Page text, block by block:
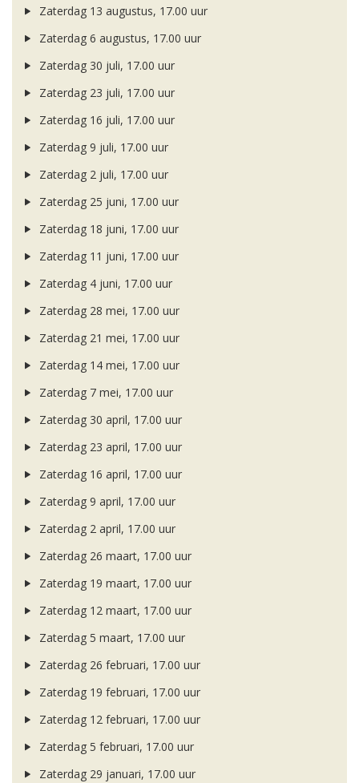
Zaterdag 13 augustus, 17.00 uur
Zaterdag 6 augustus, 17.00 uur
Zaterdag 30 juli, 17.00 uur
Zaterdag 23 juli, 17.00 uur
Zaterdag 16 juli, 17.00 uur
Zaterdag 9 juli, 17.00 uur
Zaterdag 2 juli, 17.00 uur
Zaterdag 25 juni, 17.00 uur
Zaterdag 18 juni, 17.00 uur
Zaterdag 11 juni, 17.00 uur
Zaterdag 4 juni, 17.00 uur
Zaterdag 28 mei, 17.00 uur
Zaterdag 21 mei, 17.00 uur
Zaterdag 14 mei, 17.00 uur
Zaterdag 7 mei, 17.00 uur
Zaterdag 30 april, 17.00 uur
Zaterdag 23 april, 17.00 uur
Zaterdag 16 april, 17.00 uur
Zaterdag 9 april, 17.00 uur
Zaterdag 2 april, 17.00 uur
Zaterdag 26 maart, 17.00 uur
Zaterdag 19 maart, 17.00 uur
Zaterdag 12 maart, 17.00 uur
Zaterdag 5 maart, 17.00 uur
Zaterdag 26 februari, 17.00 uur
Zaterdag 19 februari, 17.00 uur
Zaterdag 12 februari, 17.00 uur
Zaterdag 5 februari, 17.00 uur
Zaterdag 29 januari, 17.00 uur